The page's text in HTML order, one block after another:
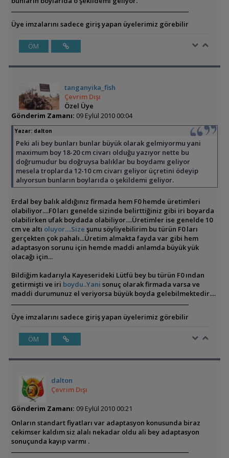
Üye imzalarını sadece giriş yapan üyelerimiz görebilir
ÖM
tanganyika_fish
Çevrim Dışı
Özel Üye
Gönderim Zamanı: 09 Eylül 2010 00:04
Yazar: dalton
Peki ali bey bunları bunlar büyük olarak gelmiyormu yani
maximum boy 18-20 cm civarı olduğu yazıyor nette bu
doğrumudur bu doğruysa balıklar bu boydamı geliyor
mesela troplarda 12-10 cm civarı geliyor üçretini ödeyip
alıyorsun bunların boylarıda o şekildemi geliyor.
Erdal bey balık aldığınız firmada hem F0 hemde üretimleri
olabiliyor....F0 ları genelde sizinde belirttiğiniz gibi iri boyarda
olabilirken ufak boydada olabiliyor....Üretimler ise genelde 10
cm ve altı oluyor....Size şunu söyliyebilirim bu türün F0 ları
gerçekten çok pahalı...Üretim almakta fayda var gibi hem
adaptasyon sorunu için hemde maddi anlamda büyük yük
olacağı için...
Bildiğim kadarıyla Kayeserideki Lütfü bey bu türün F0 ından
getirmişti ve iri boydu..Yani sonuç olarak firmada varsa ve
maddi durumunuz el veriyorsa büyük boyda gelebilmektedir....
Üye imzalarını sadece giriş yapan üyelerimiz görebilir
ÖM
dalton
Çevrim Dışı
Gönderim Zamanı: 09 Eylül 2010 00:21
Onların standart fiyatları var adaptasyon konusunda biraz
cekimser kaldım siz alalı nekadar oldu ali bey adaptasyon
sonuçunda kayıp varmı .